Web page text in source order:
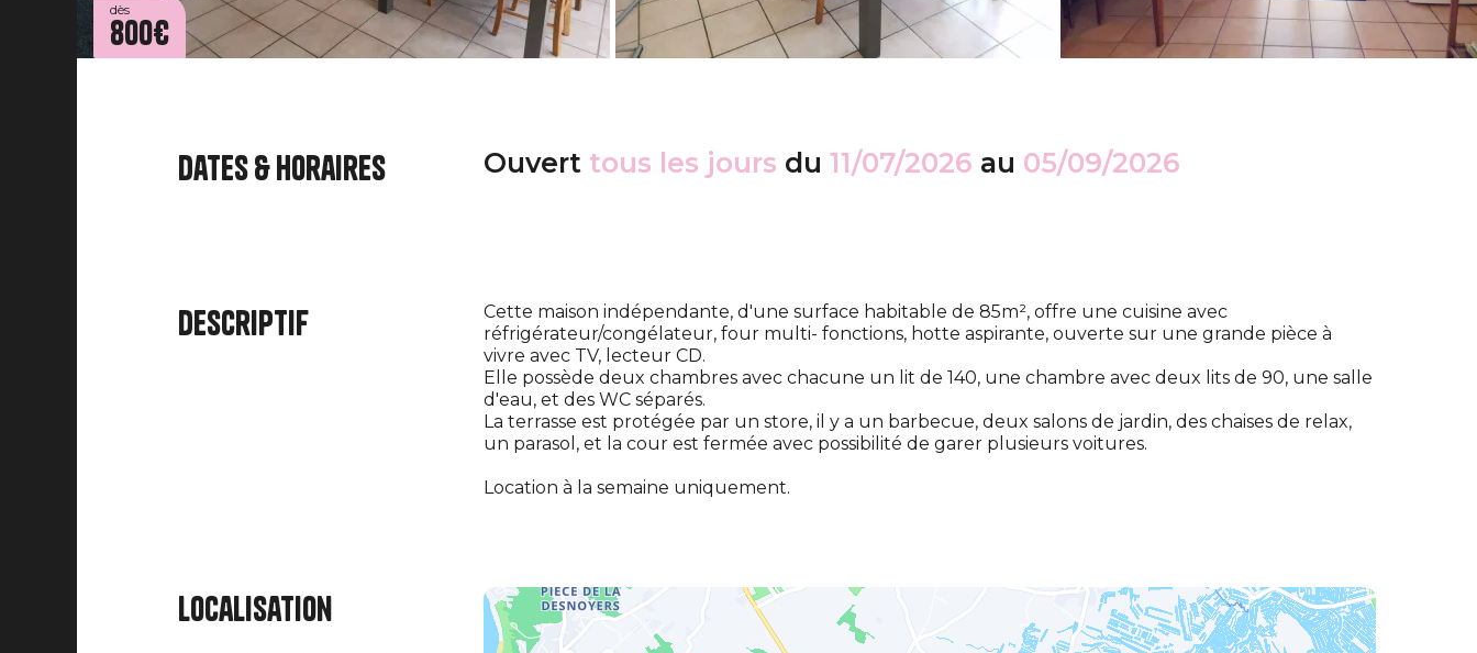
dès
800€
Dates & horaires Ouvert tous les jours du 11/07/2026 au 05/09/2026
Descriptif
Cette maison indépendante, d'une surface habitable de 85m², offre une cuisine avec
réfrigérateur/congélateur, four multi- fonctions, hotte aspirante, ouverte sur une grande pièce à
vivre avec TV, lecteur CD.
Elle possède deux chambres avec chacune un lit de 140, une chambre avec deux lits de 90, une salle
d'eau, et des WC séparés.
La terrasse est protégée par un store, il y a un barbecue, deux salons de jardin, des chaises de relax,
un parasol, et la cour est fermée avec possibilité de garer plusieurs voitures.
Location à la semaine uniquement.
Localisation